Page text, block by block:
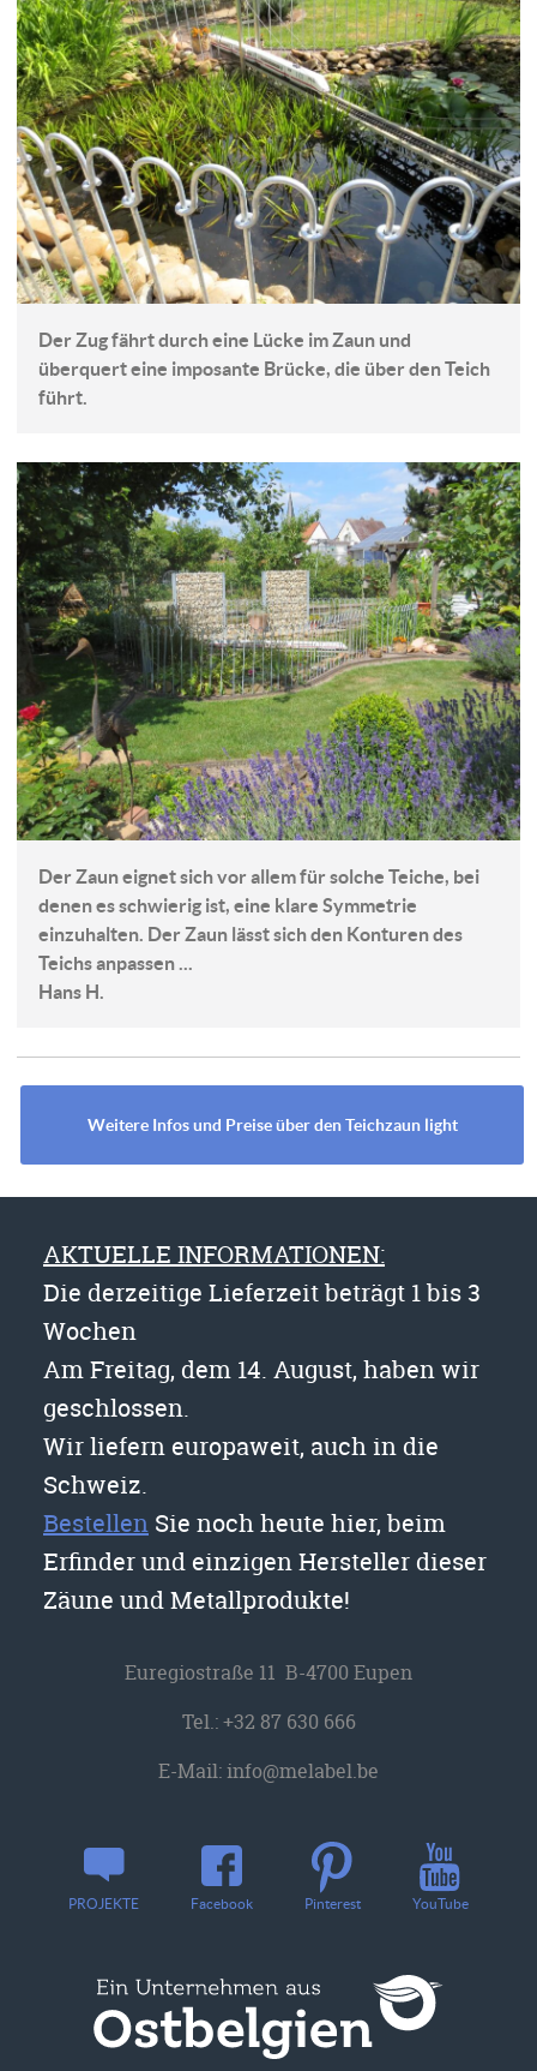
Der Zug fährt durch eine Lücke im Zaun und
überquert eine imposante Brücke, die über den Teich
führt.
Der Zaun eignet sich vor allem für solche Teiche, bei
denen es schwierig ist, eine klare Symmetrie
einzuhalten. Der Zaun lässt sich den Konturen des
Teichs anpassen ...
Hans H.
Weitere Infos und Preise über den Teichzaun light
AKTUELLE INFORMATIONEN:
Die derzeitige Lieferzeit beträgt 1 bis 3
Wochen
Am Freitag, dem 14. August, haben wir
geschlossen.
Wir liefern europaweit, auch in die
Schweiz.
Bestellen Sie noch heute hier, beim
Erfinder und einzigen Hersteller dieser
Zäune und Metallprodukte!
Euregiostraße 11 B-4700 Eupen
Tel.:+32 87 630 666
E-Mail:info@melabel.be
PROJEKTE Facebook Pinterest YouTube